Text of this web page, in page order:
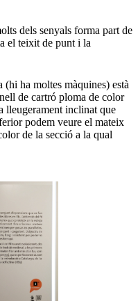
dels senyals forma part de
el teixit de punt i la
(hi ha moltes màquines) està
de cartró ploma de color
lleugerament inclinat que
podem veure el mateix
de la secció a la qual